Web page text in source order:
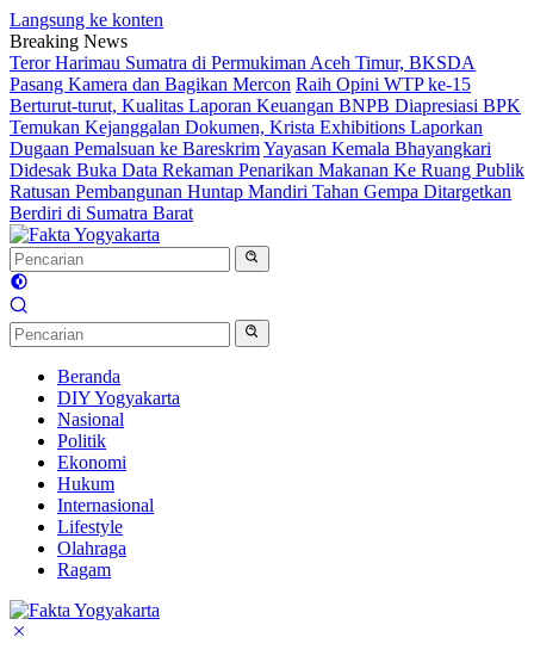
Langsung ke konten
Breaking News
Teror Harimau Sumatra di Permukiman Aceh Timur, BKSDA
Pasang Kamera dan Bagikan Mercon Raih Opini WTP ke-15
Berturut-turut, Kualitas Laporan Keuangan BNPB Diapresiasi BPK
Temukan Kejanggalan Dokumen, Krista Exhibitions Laporkan
Dugaan Pemalsuan ke BareskrimYayasan Kemala Bhayangkari
Didesak Buka Data Rekaman Penarikan Makanan Ke Ruang Publik
Ratusan Pembangunan Huntap Mandiri Tahan Gempa Ditargetkan
Berdiri di Sumatra Barat
Beranda
DIY Yogyakarta
Nasional
Politik
Ekonomi
Hukum
Internasional
Lifestyle
Olahraga
Ragam